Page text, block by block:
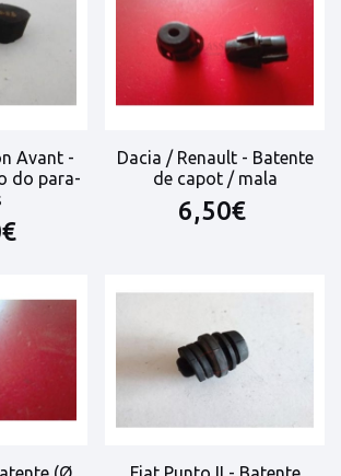
Avant -
do para-
Dacia / Renault - Batente
de capot / mala
6,50€